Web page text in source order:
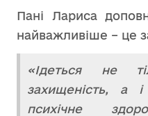
Пані Лариса
найважливіше – це
«Ідеться не
захищеність, а
психічне